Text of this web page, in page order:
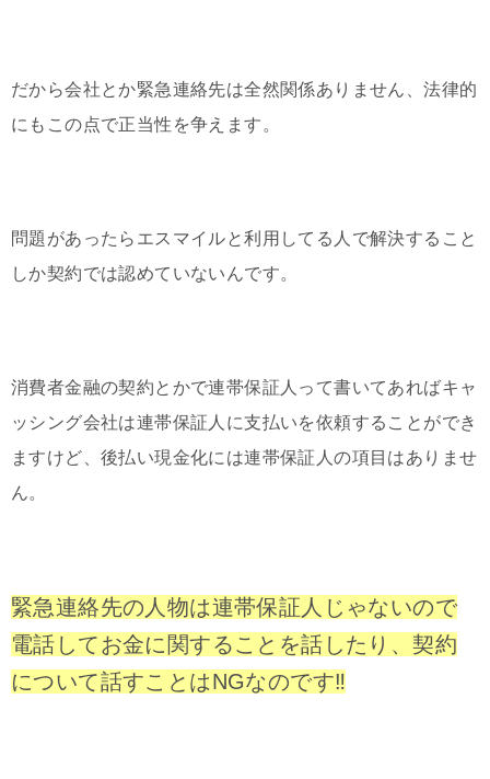
だから会社とか緊急連絡先は全然関係ありません、法律的
にもこの点で正当性を争えます。
問題があったらエスマイルと利用してる人で解決すること
しか契約では認めていないんです。
消費者金融の契約とかで連帯保証人って書いてあればキャ
ッシング会社は連帯保証人に支払いを依頼することができ
ますけど、後払い現金化には連帯保証人の項目はありませ
ん。
緊急連絡先の人物は連帯保証人じゃないので
電話してお金に関することを話したり、契約
について話すことはNGなのです‼️